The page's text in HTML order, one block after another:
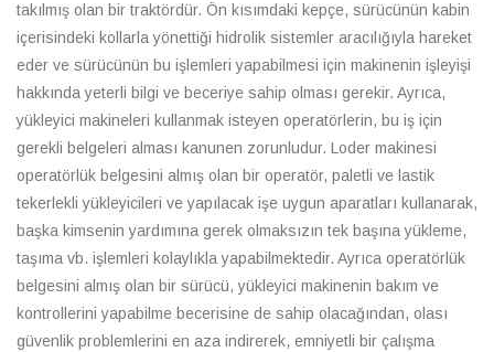
takılmış olan bir traktördür. Ön kısımdaki kepçe, sürücünün kabin
içerisindeki kollarla yönettiği hidrolik sistemler aracılığıyla hareket
eder ve sürücünün bu işlemleri yapabilmesi için makinenin işleyişi
hakkında yeterli bilgi ve beceriye sahip olması gerekir. Ayrıca,
yükleyici makineleri kullanmak isteyen operatörlerin, bu iş için
gerekli belgeleri alması kanunen zorunludur. Loder makinesi
operatörlük belgesini almış olan bir operatör, paletli ve lastik
tekerlekli yükleyicileri ve yapılacak işe uygun aparatları kullanarak,
başka kimsenin yardımına gerek olmaksızın tek başına yükleme,
taşıma vb. işlemleri kolaylıkla yapabilmektedir. Ayrıca operatörlük
belgesini almış olan bir sürücü, yükleyici makinenin bakım ve
kontrollerini yapabilme becerisine de sahip olacağından, olası
güvenlik problemlerini en aza indirerek, emniyetli bir çalışma